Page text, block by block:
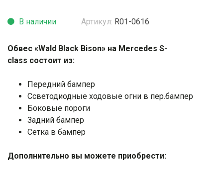
Артикул: R01-0616
В наличии
Обвес «Wald Black Bison» на Mercedes S-
сlass состоит из:
Передний бампер
Cсветодиодные ходовые огни в пер.бампер
Боковые пороги
Задний бампер
Сетка в бампер
Дополнительно вы можете приобрести: